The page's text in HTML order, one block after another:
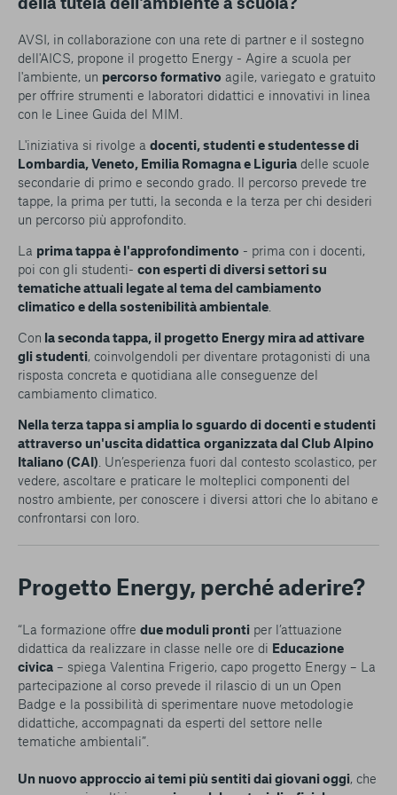
AVSI, in collaborazione con una rete di partner e il sostegno
dell'AICS, propone il progetto Energy - Agire a scuola per
l'ambiente, un percorso formativo agile, variegato e gratuito
per offrire strumenti e laboratori didattici e innovativi in linea
con le Linee Guida del MIM.
L'iniziativa si rivolge a docenti, studenti e studentesse di
Lombardia, Veneto, Emilia Romagna e Liguria delle scuole
secondarie di primo e secondo grado. Il percorso prevede tre
tappe, la prima per tutti, la seconda e la terza per chi desideri
un percorso più approfondito.
La prima tappa è l'approfondimento - prima con i docenti,
poi con gli studenti- con esperti di diversi settori su
tematiche attuali legate al tema del cambiamento
climatico e della sostenibilità ambientale
Con la seconda tappa, il progetto Energy mira ad attivare
gli studenti, coinvolgendoli per diventare protagonisti di una
risposta concreta e quotidiana alle conseguenze del
cambiamento climatico.
Nella terza tappa si amplia lo sguardo di docenti e studenti
attraverso un'uscita didattica organizzata dal Club Alpino
Italiano (CAI) . Un’esperienza fuori dal contesto scolastico, per
vedere, ascoltare e praticare le molteplici componenti del
nostro ambiente, per conoscere i diversi attori che lo abitano e
confrontarsi con loro.
Progetto Energy, perché aderire?
“La formazione offre due moduli pronti per l’attuazione
didattica da realizzare in classe nelle ore di Educazione
civica – spiega Valentina Frigerio, capo progetto Energy – La
partecipazione al corso prevede il rilascio di un un Open
Badge e la possibilità di sperimentare nuove metodologie
didattiche, accompagnati da esperti del settore nelle
tematiche ambientali”.
Un nuovo approccio ai temi più sentiti dai giovani oggi, che